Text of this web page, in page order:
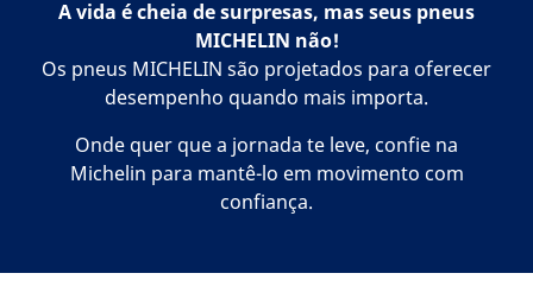
A vida é cheia de surpresas, mas seus pneus
MICHELIN não!
Os pneus MICHELIN são projetados para oferecer
desempenho quando mais importa.
Onde quer que a jornada te leve, confie na
Michelin para mantê-lo em movimento com
confiança.